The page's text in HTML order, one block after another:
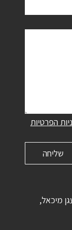
הפרטיות
מיכאל,